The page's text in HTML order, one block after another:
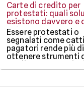
Carte di credito per
protestati: quali
esistono davvero e
può ottenere
Essere protestati o
segnalati come
pagatori rende più
ottenere strumenti
credito, ma non
restare
digitali.